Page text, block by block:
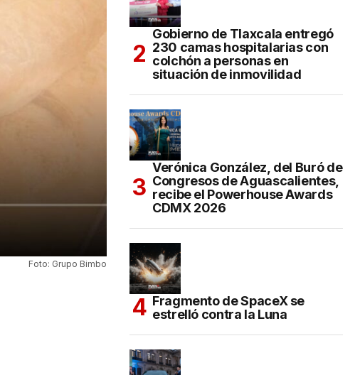
Foto: Grupo Bimbo
Gobierno de Tlaxcala entregó
230 camas hospitalarias con
colchón a personas en
situación de inmovilidad
Verónica González, del Buró de
Congresos de Aguascalientes,
recibe el Powerhouse Awards
CDMX 2026
Fragmento de SpaceX se
estrelló contra la Luna